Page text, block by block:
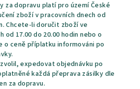
za dopravu platí pro území České
zboží v pracovních dnech od
Chcete-li doručit zboží ve
od 17.00 do 20.00 hodin nebo o
o ceně příplatku informováni po
expedovat objednávku po
každá přeprava zásilky dle
za dopravu.